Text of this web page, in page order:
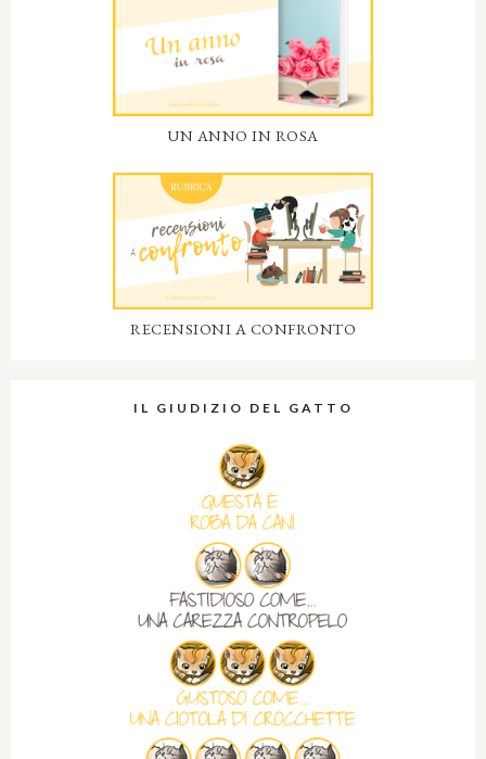
UN ANNO IN ROSA
RECENSIONI A CONFRONTO
IL GIUDIZIO DEL GATTO